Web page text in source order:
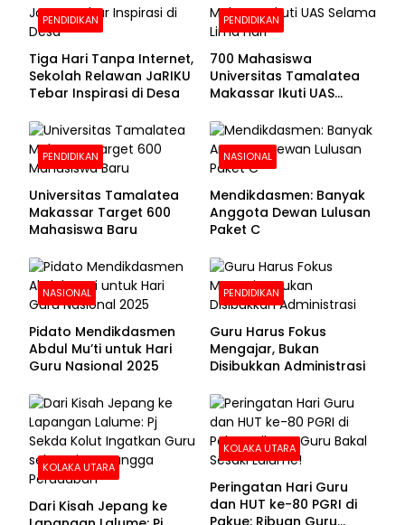
PENDIDIKAN
Tiga Hari Tanpa Internet,
Sekolah Relawan JaRIKU
Tebar Inspirasi di Desa
PENDIDIKAN
700 Mahasiswa
Universitas Tamalatea
Makassar Ikuti UAS
PENDIDIKAN
Universitas Tamalatea
Makassar Target 600
Mahasiswa Baru
NASIONAL
Mendikdasmen: Banyak
Anggota Dewan Lulusan
Paket C
NASIONAL
Pidato Mendikdasmen
Abdul Mu’ti untuk Hari
Guru Nasional 2025
PENDIDIKAN
Guru Harus Fokus
Mengajar, Bukan
Disibukkan Administrasi
KOLAKA UTARA
Dari Kisah Jepang ke
KOLAKA UTARA
Peringatan Hari Guru
dan HUT ke-80 PGRI di